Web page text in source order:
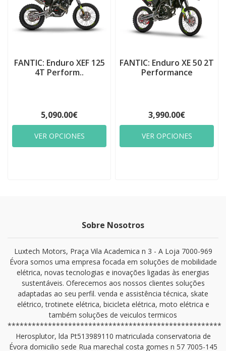
FANTIC: Enduro XEF 125
4T Perform..
5,090.00€
VER OPCIONES
FANTIC: Enduro XE 50 2T
Performance
3,990.00€
VER OPCIONES
Sobre Nosotros
Luxtech Motors, Praça Vila Academica n 3 - A Loja 7000-969
Évora somos uma empresa focada em soluções de mobilidade
elétrica, novas tecnologias e inovações ligadas às energias
sustentáveis. Oferecemos aos nossos clientes soluções
adaptadas ao seu perfil. venda e assistência técnica, skate
elétrico, trotinete elétrica, bicicleta elétrica, moto elétrica e
também soluções de veiculos termicos
*****************************************************
Herosplutor, lda Pt513989110 matriculada conservatoria de
Évora domicilio sede Rua marechal costa gomes n 57 7005-145